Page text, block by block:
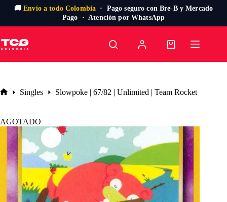
🚚Envío a todo Colombia · Pago seguro con Bre-B y Mercado
Pago · Atención por WhatsApp
al
contenido
Carro
Singles Slowpoke | 67/82 | Unlimited | Team Rocket
AGOTADO